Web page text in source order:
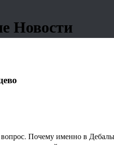
Новости
Почему именно в